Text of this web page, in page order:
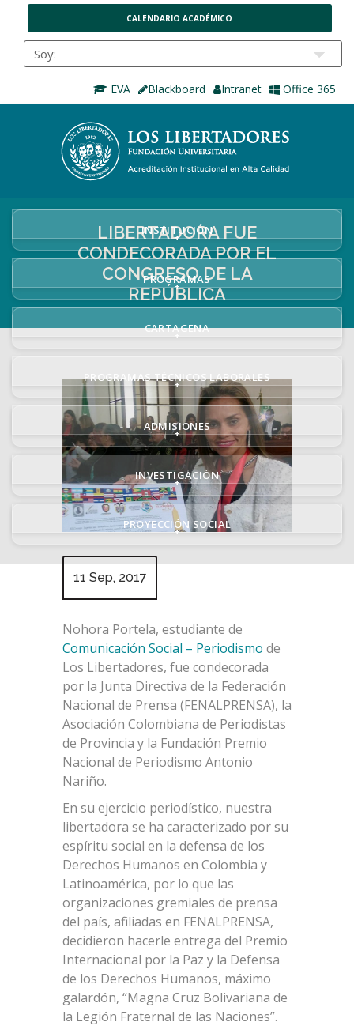
CALENDARIO ACADÉMICO
EVA Blackboard Intranet Office 365
INSTITUCIÓN
+
PROGRAMAS
+
CARTAGENA
+
PROGRAMAS TÉCNICOS LABORALES
+
ADMISIONES
+
INVESTIGACIÓN
+
PROYECCIÓN SOCIAL
+
LIBERTADORA FUE
CONDECORADA POR EL
CONGRESO DE LA
REPÚBLICA
11 Sep, 2017
Nohora Portela, estudiante de
Comunicación Social – Periodismo de
Los Libertadores, fue condecorada
por la Junta Directiva de la Federación
Nacional de Prensa (FENALPRENSA), la
Asociación Colombiana de Periodistas
de Provincia y la Fundación Premio
Nacional de Periodismo Antonio
Nariño.
En su ejercicio periodístico, nuestra
libertadora se ha caracterizado por su
espíritu social en la defensa de los
Derechos Humanos en Colombia y
Latinoamérica, por lo que las
organizaciones gremiales de prensa
del país, afiliadas en FENALPRENSA,
decidieron hacerle entrega del Premio
Internacional por la Paz y la Defensa
de los Derechos Humanos, máximo
galardón, “Magna Cruz Bolivariana de
la Legión Fraternal de las Naciones”.